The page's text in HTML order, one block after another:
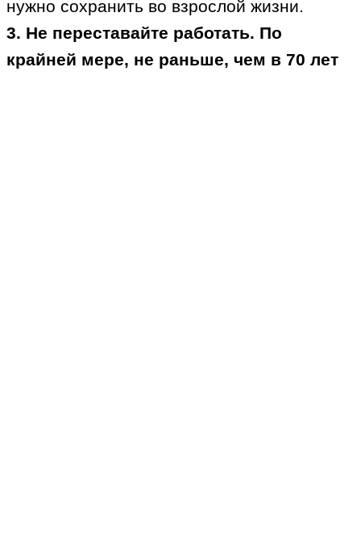
нужно сохранить во взрослой жизни.
3. Не переставайте работать. По
крайней мере, не раньше, чем в 70 лет